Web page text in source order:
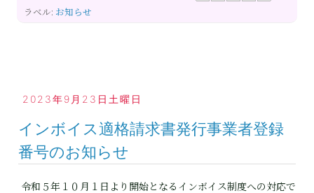
ラベル: お知らせ
2023年9月23日土曜日
インボイス適格請求書発行事業者登録
番号のお知らせ
令和５年１０月１日より開始となるインボイス制度への対応で